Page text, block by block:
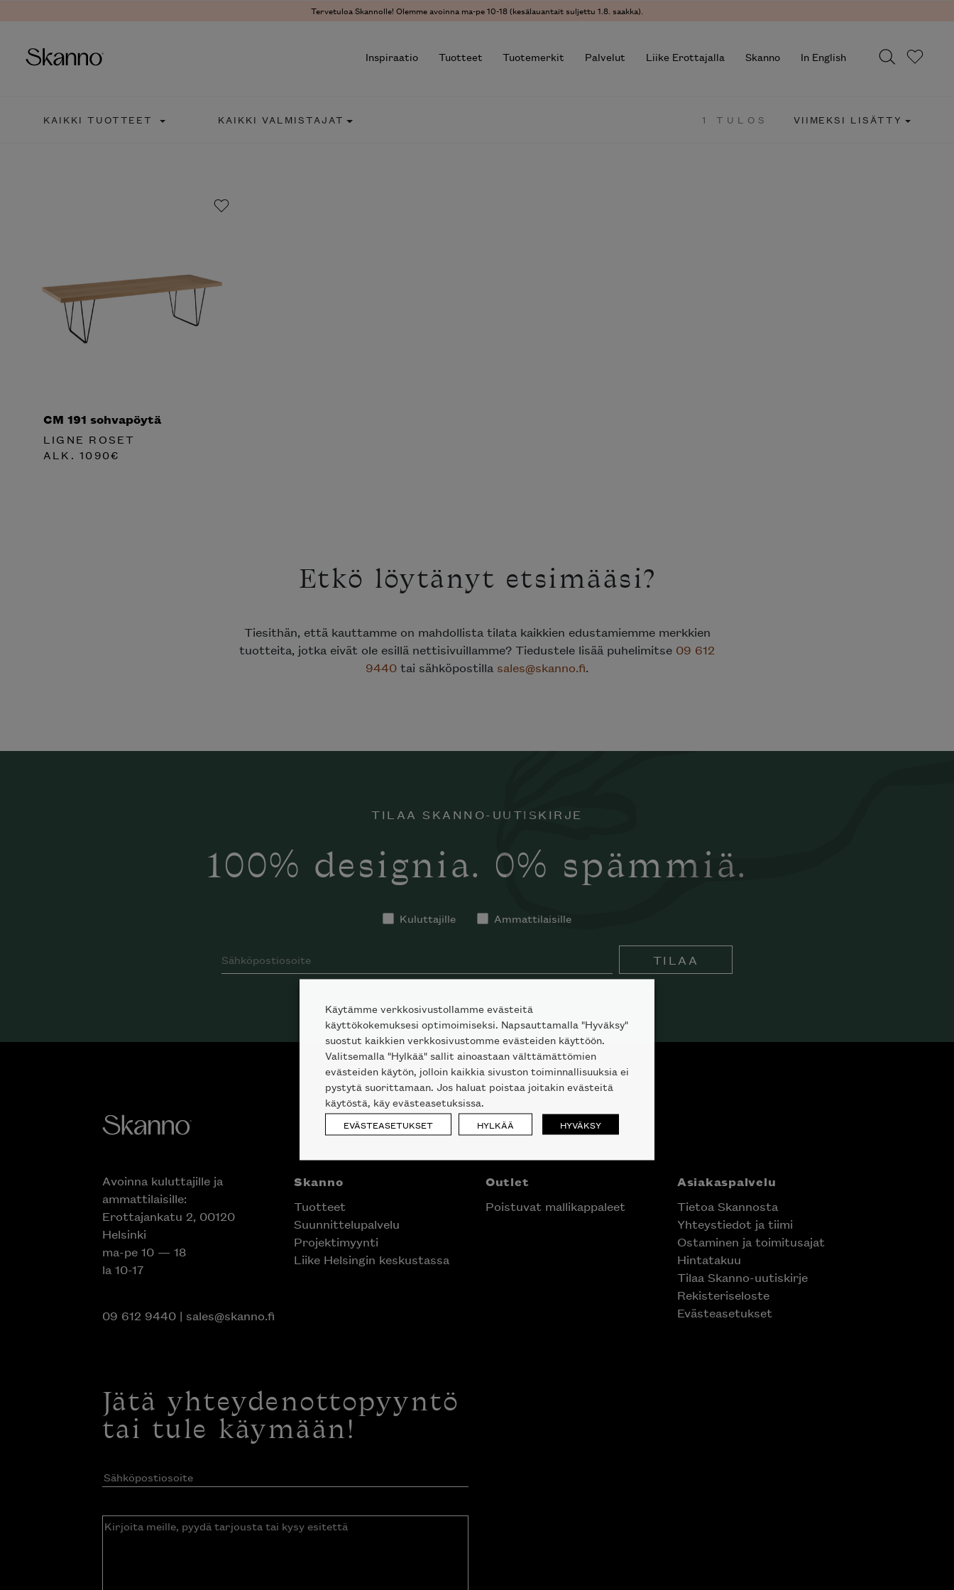
Tervetuloa Skannolle! Olemme avoinna ma-pe 10-18 (kesälauantait suljettu 1.8. saakka).
Inspiraatio Tuotteet Tuotemerkit Palvelut Liike Erottajalla Skanno In English
KAIKKI TUOTTEET KAIKKI VALMISTAJAT 1 TULOS VIIMEKSI LISÄTTY
CM 191 sohvapöytä
LIGNE ROSET
ALK.1090€
Etkö löytänyt etsimääsi?
Tiesithän, että kauttamme on mahdollista tilata kaikkien edustamiemme merkkien
tuotteita, jotka eivät ole esillä nettisivuillamme? Tiedustele lisää puhelimitse 09 612
9440 tai sähköpostilla sales@skanno.fi.
TILAA SKANNO-UUTISKIRJE
100% designia. 0% spämmiä.
Kuluttajille Ammattilaisille
TILAA
Avoinna kuluttajille ja
ammattilaisille:
Erottajankatu 2, 00120
Helsinki
ma-pe 10 — 18
la 10-17
09 612 9440| sales@skanno.fi
Skanno
Tuotteet
Suunnittelupalvelu
Projektimyynti
Liike Helsingin keskustassa
Outlet
Poistuvat mallikappaleet
Asiakaspalvelu
Tietoa Skannosta
Yhteystiedot ja tiimi
Ostaminen ja toimitusajat
Hintatakuu
Tilaa Skanno-uutiskirje
Rekisteriseloste
Evästeasetukset
Jätä yhteydenottopyyntö
tai tule käymään!
Sähköpostiosoite(Pakollinen)
Kirjoita
Käytämme verkkosivustollamme evästeitä
käyttökokemuksesi optimoimiseksi. Napsauttamalla "Hyväksy"
suostut kaikkien verkkosivustomme evästeiden käyttöön.
Valitsemalla "Hylkää" sallit ainoastaan välttämättömien
evästeiden käytön, jolloin kaikkia sivuston toiminnallisuuksia ei
pystytä suorittamaan. Jos haluat poistaa joitakin evästeitä
käytöstä, käy evästeasetuksissa.
EVÄSTEASETUKSET HYLKÄÄ HYVÄKSY